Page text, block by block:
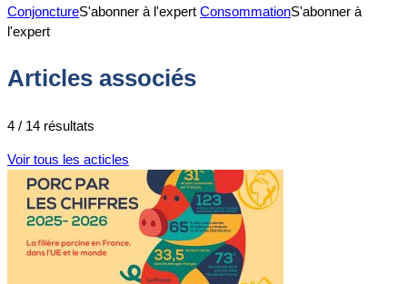
ConjonctureS'abonner à l'expert ConsommationS'abonner à
l'expert
Articles associés
4 / 14 résultats
Voir tous les acticles